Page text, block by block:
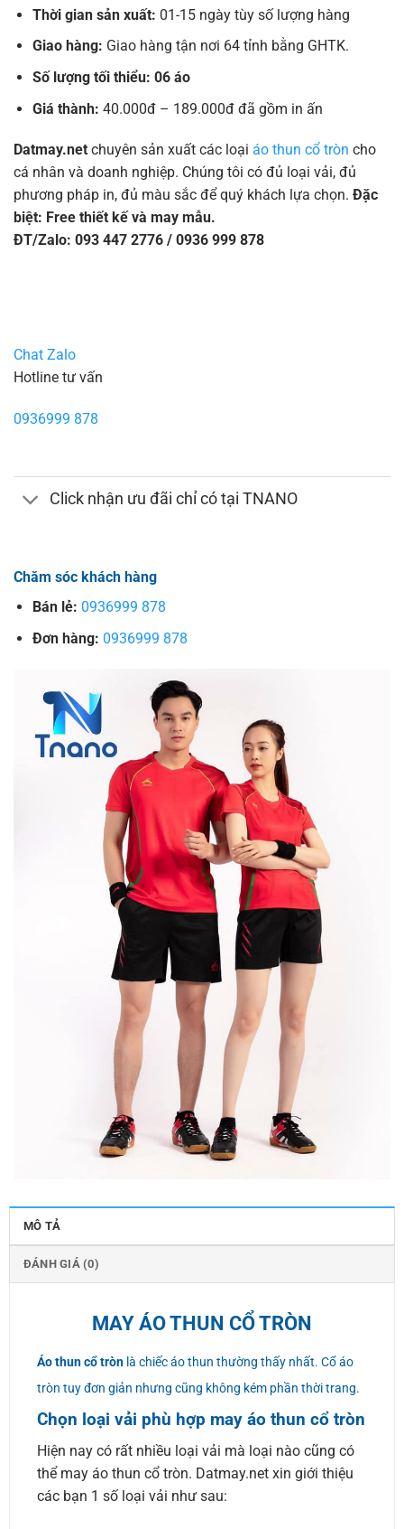
Thời gian sản xuất: 01-15 ngày tùy số lượng hàng
Giao hàng: Giao hàng tận nơi 64 tỉnh bằng GHTK.
Số lượng tối thiểu: 06 áo
Giá thành: 40.000đ – 189.000đ đã gồm in ấn
Datmay.net chuyên sản xuất các loại áo thun cổ tròn cho
cá nhân và doanh nghiệp. Chúng tôi có đủ loại vải, đủ
phương pháp in, đủ màu sắc để quý khách lựa chọn. Đặc
biệt: Free thiết kế và may mẫu.
ĐT/Zalo: 093 447 2776 / 0936 999 878
Chat Zalo
Hotline tư vấn
0936999 878
Click nhận ưu đãi chỉ có tại TNANO
Chăm sóc khách hàng
Bán lẻ: 0936999 878
Đơn hàng: 0936999 878
MÔ TẢ
ĐÁNH GIÁ (0)
MAY ÁO THUN CỔ TRÒN
Áo thun cổ trònlà chiếc áo thun thường thấy nhất. Cổ áo
tròn tuy đơn giản nhưng cũng không kém phần thời trang.
Chọn loại vải phù hợp may áo thun cổ tròn
Hiện nay có rất nhiều loại vải mà loại nào cũng có
thể may áo thun cổ tròn. Datmay.net xin giới thiệu
các bạn 1 số loại vải như sau: